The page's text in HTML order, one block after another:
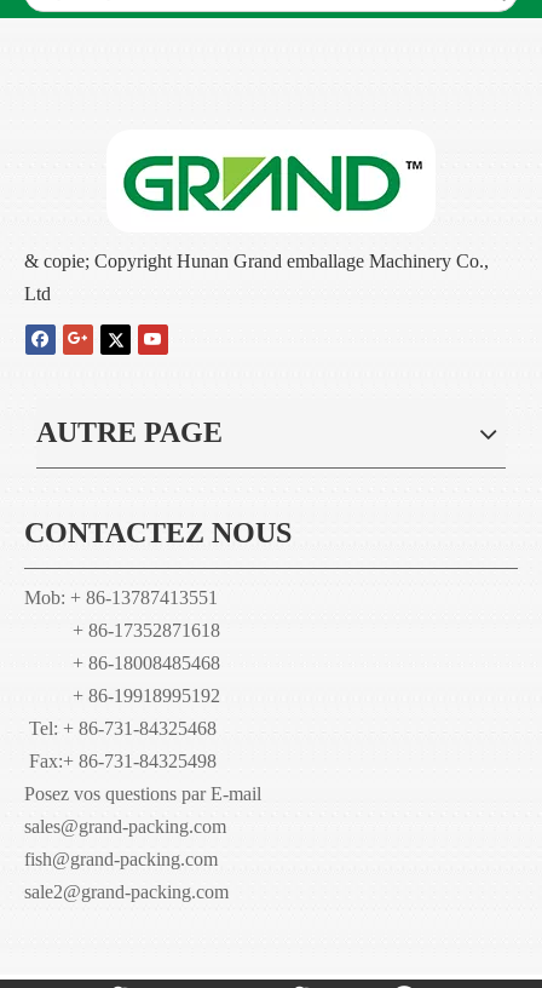
& copie; Copyright Hunan Grand emballage Machinery Co.,
Ltd
AUTRE PAGE
CONTACTEZ NOUS
Mob: + 86-13787413551
+ 86-17352871618
+ 86-18008485468
+ 86-19918995192
Tel: + 86-731-84325468
Fax:+ 86-731-84325498
Posez vos questions par E-mail
sales@grand-packing.com
fish@grand-packing.com
sale2@grand-packing.com